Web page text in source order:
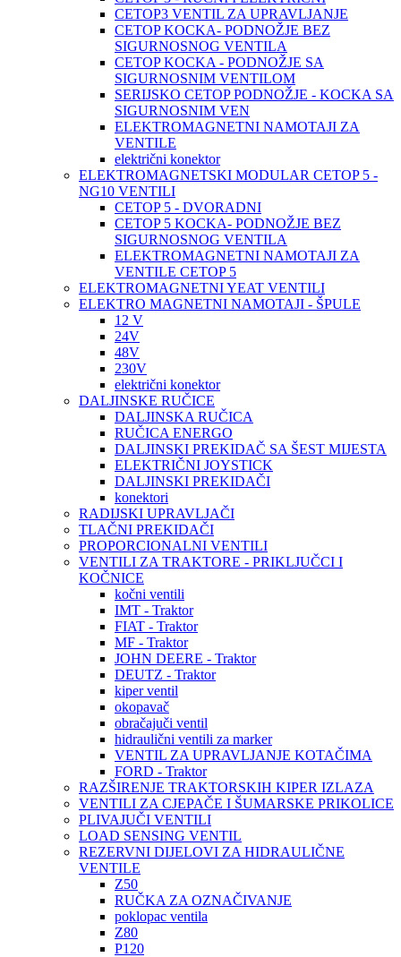
CETOP3 VENTIL ZA UPRAVLJANJE
CETOP KOCKA- PODNOŽJE BEZ
SIGURNOSNOG VENTILA
CETOP KOCKA - PODNOŽJE SA
SIGURNOSNIM VENTILOM
SERIJSKO CETOP PODNOŽJE - KOCKA SA
SIGURNOSNIM VEN
ELEKTROMAGNETNI NAMOTAJI ZA
VENTILE
električni konektor
ELEKTROMAGNETSKI MODULAR CETOP 5 -
NG10 VENTILI
CETOP 5 - DVORADNI
CETOP 5 KOCKA- PODNOŽJE BEZ
SIGURNOSNOG VENTILA
ELEKTROMAGNETNI NAMOTAJI ZA
VENTILE CETOP 5
ELEKTROMAGNETNI YEAT VENTILI
ELEKTRO MAGNETNI NAMOTAJI - ŠPULE
12 V
24V
48V
230V
električni konektor
DALJINSKE RUČICE
DALJINSKA RUČICA
RUČICA ENERGO
DALJINSKI PREKIDAČ SA ŠEST MIJESTA
ELEKTRIČNI JOYSTICK
DALJINSKI PREKIDAČI
konektori
RADIJSKI UPRAVLJAČI
TLAČNI PREKIDAČI
PROPORCIONALNI VENTILI
VENTILI ZA TRAKTORE - PRIKLJUČCI I
KOČNICE
kočni ventili
IMT - Traktor
FIAT - Traktor
MF - Traktor
JOHN DEERE - Traktor
DEUTZ - Traktor
kiper ventil
okopavač
obračajuči ventil
hidraulični ventili za marker
VENTIL ZA UPRAVLJANJE KOTAČIMA
FORD - Traktor
RAZŠIRENJE TRAKTORSKIH KIPER IZLAZA
VENTILI ZA CJEPAČE I ŠUMARSKE PRIKOLICE
PLIVAJUČI VENTILI
LOAD SENSING VENTIL
REZERVNI DIJELOVI ZA HIDRAULIČNE
VENTILE
Z50
RUČKA ZA OZNAČIVANJE
poklopac ventila
Z80
P120